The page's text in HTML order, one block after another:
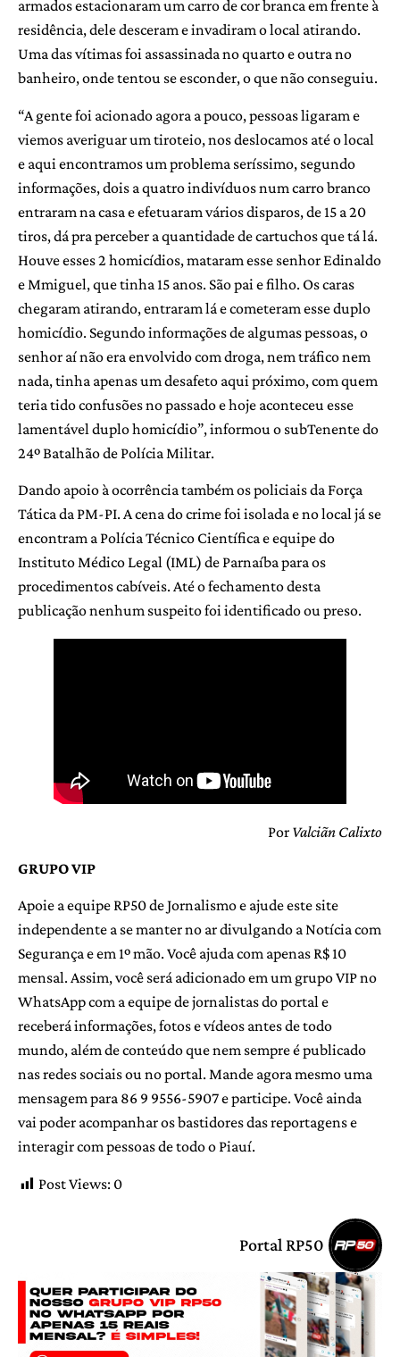
armados estacionaram um carro de cor branca em frente à
residência, dele desceram e invadiram o local atirando.
Uma das vítimas foi assassinada no quarto e outra no
banheiro, onde tentou se esconder, o que não conseguiu.
“A gente foi acionado agora a pouco, pessoas ligaram e
viemos averiguar um tiroteio, nos deslocamos até o local
e aqui encontramos um problema seríssimo, segundo
informações, dois a quatro indivíduos num carro branco
entraram na casa e efetuaram vários disparos, de 15 a 20
tiros, dá pra perceber a quantidade de cartuchos que tá lá.
Houve esses 2 homicídios, mataram esse senhor Edinaldo
e Mmiguel, que tinha 15 anos. São pai e filho. Os caras
chegaram atirando, entraram lá e cometeram esse duplo
homicídio. Segundo informações de algumas pessoas, o
senhor aí não era envolvido com droga, nem tráfico nem
nada, tinha apenas um desafeto aqui próximo, com quem
teria tido confusões no passado e hoje aconteceu esse
lamentável duplo homicídio”, informou o subTenente do
24º Batalhão de Polícia Militar.
Dando apoio à ocorrência também os policiais da Força
Tática da PM-PI. A cena do crime foi isolada e no local já se
encontram a Polícia Técnico Científica e equipe do
Instituto Médico Legal (IML) de Parnaíba para os
procedimentos cabíveis. Até o fechamento desta
publicação nenhum suspeito foi identificado ou preso.
Por Valciãn Calixto
GRUPO VIP
Apoie a equipe RP50 de Jornalismo e ajude este site
independente a se manter no ar divulgando a Notícia com
Segurança e em 1º mão. Você ajuda com apenas R$ 10
mensal. Assim, você será adicionado em um grupo VIP no
WhatsApp com a equipe de jornalistas do portal e
receberá informações, fotos e vídeos antes de todo
mundo, além de conteúdo que nem sempre é publicado
nas redes sociais ou no portal. Mande agora mesmo uma
mensagem para 86 9 9556-5907 e participe. Você ainda
vai poder acompanhar os bastidores das reportagens e
interagir com pessoas de todo o Piauí.
Post Views: 0
Portal RP50